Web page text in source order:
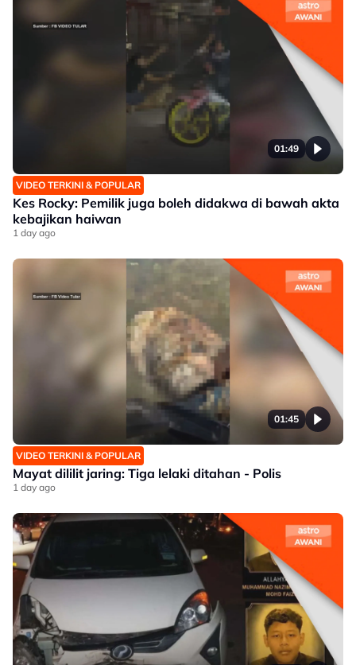
01:49
VIDEO TERKINI & POPULAR
Kes Rocky: Pemilik juga boleh didakwa di bawah akta
kebajikan haiwan
1 day ago
01:45
VIDEO TERKINI & POPULAR
Mayat dililit jaring: Tiga lelaki ditahan - Polis
1 day ago